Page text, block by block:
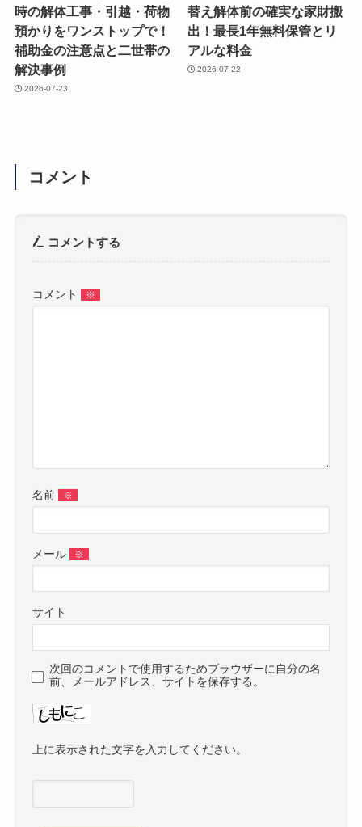
時の解体工事・引越・荷物
預かりをワンストップで！
補助金の注意点と二世帯の
解決事例
2026-07-23
替え解体前の確実な家財搬
出！最長1年無料保管とリ
アルな料金
2026-07-22
コメント
コメントする
コメント ※
名前 ※
メール ※
サイト
次回のコメントで使用するためブラウザーに自分の名
前、メールアドレス、サイトを保存する。
上に表示された文字を入力してください。